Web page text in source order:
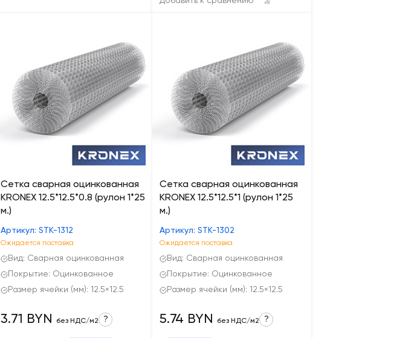
Сетка сварная оцинкованная
KRONEX 12.5*12.5*0.8 (рулон 1*25
м.)
Артикул: STK-1312
Ожидается поставка
Вид: Сварная оцинкованная
Покрытие: Оцинкованное
Размер ячейки (мм): 12.5×12.5
3.71 BYN без НДС/м2 ?
Сетка сварная оцинкованная
KRONEX 12.5*12.5*1 (рулон 1*25
м.)
Артикул: STK-1302
Ожидается поставка
Вид: Сварная оцинкованная
Покрытие: Оцинкованное
Размер ячейки (мм): 12.5×12.5
5.74 BYN без НДС/м2 ?